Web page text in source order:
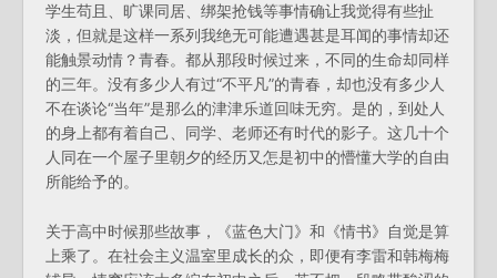
学生苟且、旷课同居、绑架抢钱等事情确让我觉得有些扯
淡，但就是这样一系列我绝无可能遭遇甚是耳闻的事情却还
能触景动情？青春。都从那段时候过来，不同的生命却同样
的三年。没有多少人有过“不平凡”的青春，却也没有多少人
不在谈论“当年”是那么的津津乐道回味无穷。是的，到处人
的身上都有着自己、同学、老师还有时代的影子。这几十个
人同在一个屋子里朝夕的经历又怎是初中的懵懂大学的自由
所能给予的。
关于高中时候那些故事，《蓝色大门》和《情书》自觉是算
上乘了。在社会主义温室里成长的众，即便有李雷和韩梅梅